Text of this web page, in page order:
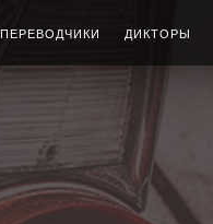
ПЕРЕВОДЧИКИ ДИКТОРЫ